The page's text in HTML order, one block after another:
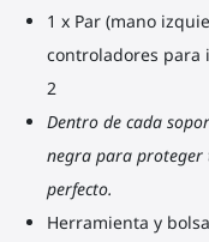
1 x Par (mano
controladores para
2
Dentro de cada
negra para proteger
perfecto.
Herramienta y